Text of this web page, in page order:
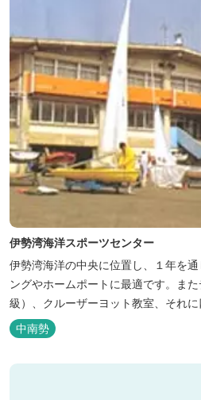
伊勢湾海洋スポーツセンター
伊勢湾海洋の中央に位置し、１年を
ングやホームポートに最適です。ま
級）、クルーザーヨット教室、それ
催されています。レンタルヨットもあ
中南勢